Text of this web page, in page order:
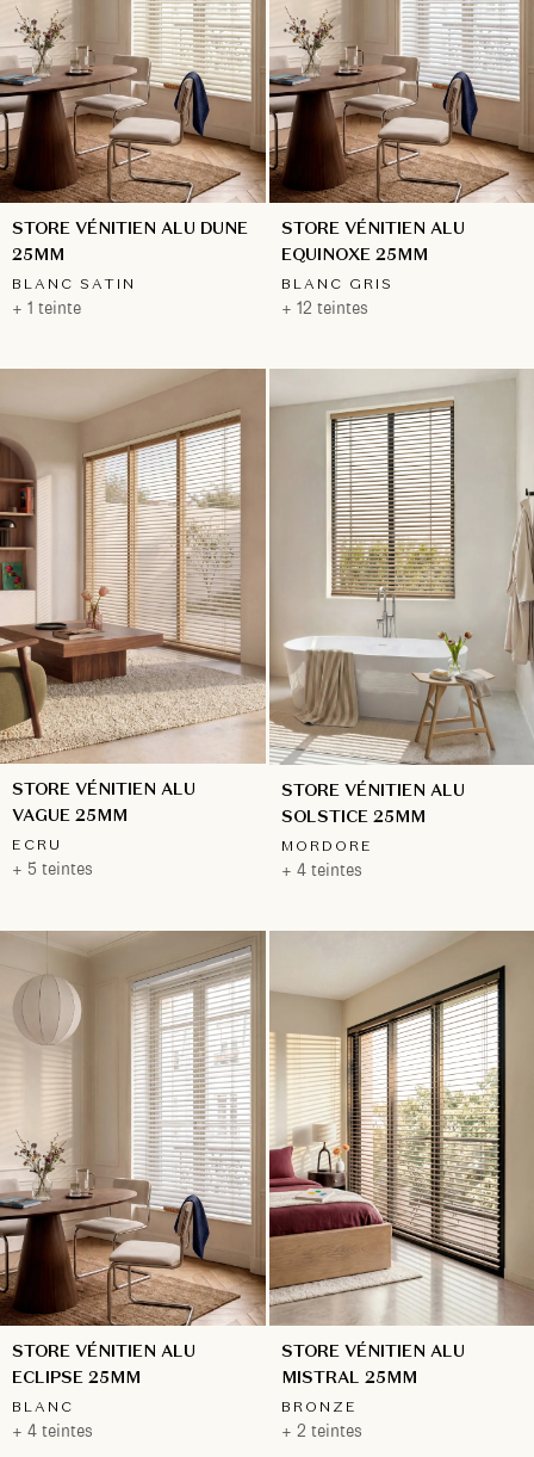
STORE VÉNITIEN ALU DUNE
25MM
BLANC SATIN
+ 1 teinte
STORE VÉNITIEN ALU
EQUINOXE 25MM
BLANC GRIS
+ 12 teintes
STORE VÉNITIEN ALU
VAGUE 25MM
ECRU
+ 5 teintes
STORE VÉNITIEN ALU
SOLSTICE 25MM
MORDORE
+ 4 teintes
STORE VÉNITIEN ALU
ECLIPSE 25MM
BLANC
+ 4 teintes
STORE VÉNITIEN ALU
MISTRAL 25MM
BRONZE
+ 2 teintes